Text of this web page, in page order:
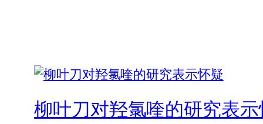
柳叶刀对羟氯喹的研究表